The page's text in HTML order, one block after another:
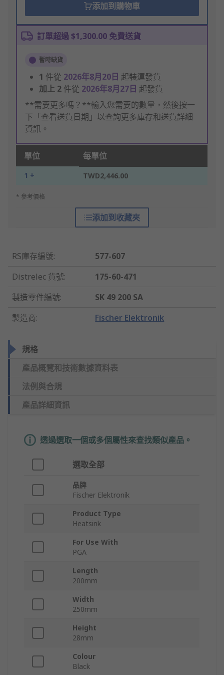
添加到購物車
訂單超過 $1,300.00 免費送貨
暫時缺貨
1 件從 2026年8月20日 起裝運發貨
加上 2 件從 2026年8月27日 起發貨
**需要更多嗎？**輸入您需要的數量，然後按一
下「查看送貨日期」以查詢更多庫存和送貨詳細
資訊。
單位 每單位
1 + TWD2,446.00
* 參考價格
添加到收藏夾
RS庫存編號:
577-607
Distrelec 貨號:
175-60-471
製造零件編號:
SK 49 200 SA
製造商: Fischer Elektronik
規格
產品概覽和技術數據資料表
法例與合規
產品詳細資訊
透過選取一個或多個屬性來查找類似產品。
選取全部
品牌
Fischer Elektronik
Product Type
Heatsink
For Use With
PGA
Length
200mm
Width
250mm
Height
28mm
Colour
Black